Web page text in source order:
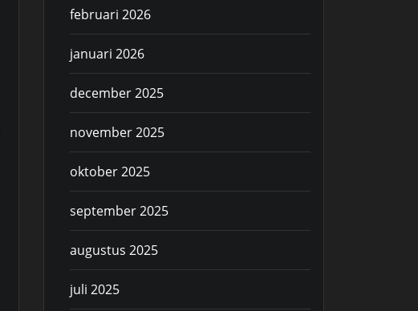
februari 2026
januari 2026
december 2025
november 2025
oktober 2025
september 2025
augustus 2025
juli 2025